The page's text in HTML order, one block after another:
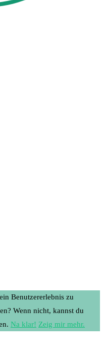
Benutzererlebnis zu
Wenn nicht, kannst du
Na klar! Zeig mir mehr.